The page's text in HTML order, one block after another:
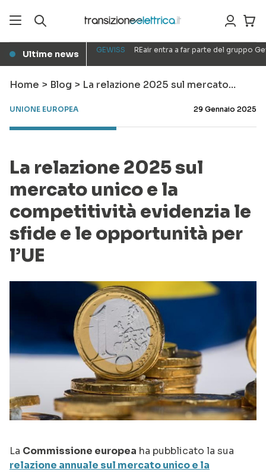
● Ultime news GEWISS REair entra a far parte del gruppo
Home > Blog > La relazione 2025 sul mercato…
UNIONE EUROPEA 29 Gennaio 2025
La relazione 2025 sul
mercato unico e la
competitività evidenzia le
sfide e le opportunità per
l’UE
La Commissione europea ha pubblicato la sua
relazione annuale sul mercato unico e la